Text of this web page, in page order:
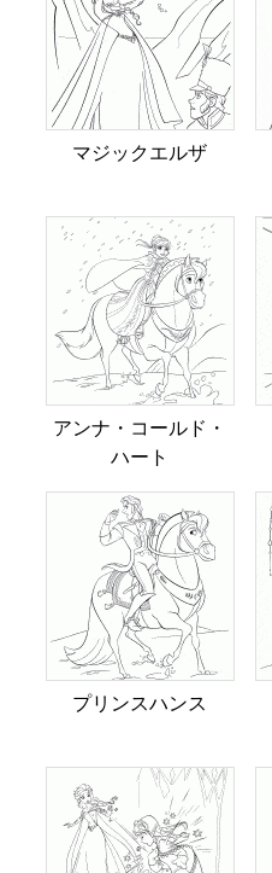
マジックエルザ
アンナ・コールド・
ハート
プリンスハンス